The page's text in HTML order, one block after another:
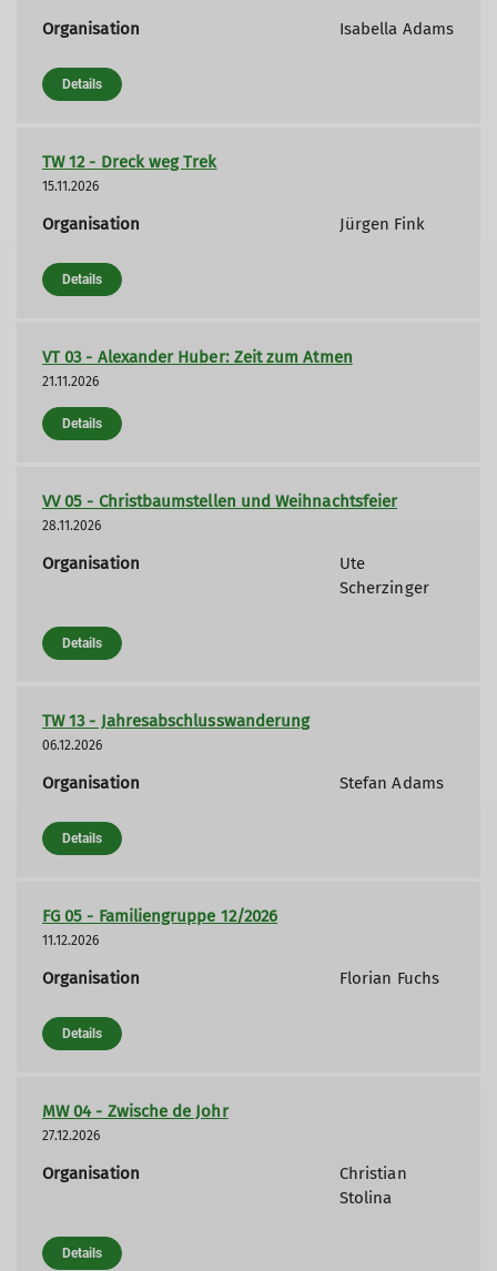
Organisation Isabella Adams
Details
TW 12 - Dreck weg Trek
15.11.2026
Organisation Jürgen Fink
Details
VT 03 - Alexander Huber: Zeit zum Atmen
21.11.2026
Details
VV 05 - Christbaumstellen und Weihnachtsfeier
28.11.2026
Organisation
Ute
Scherzinger
Details
TW 13 - Jahresabschlusswanderung
06.12.2026
Organisation Stefan Adams
Details
FG 05 - Familiengruppe 12/2026
11.12.2026
Organisation Florian Fuchs
Details
MW 04 - Zwische de Johr
27.12.2026
Organisation
Christian
Stolina
Details